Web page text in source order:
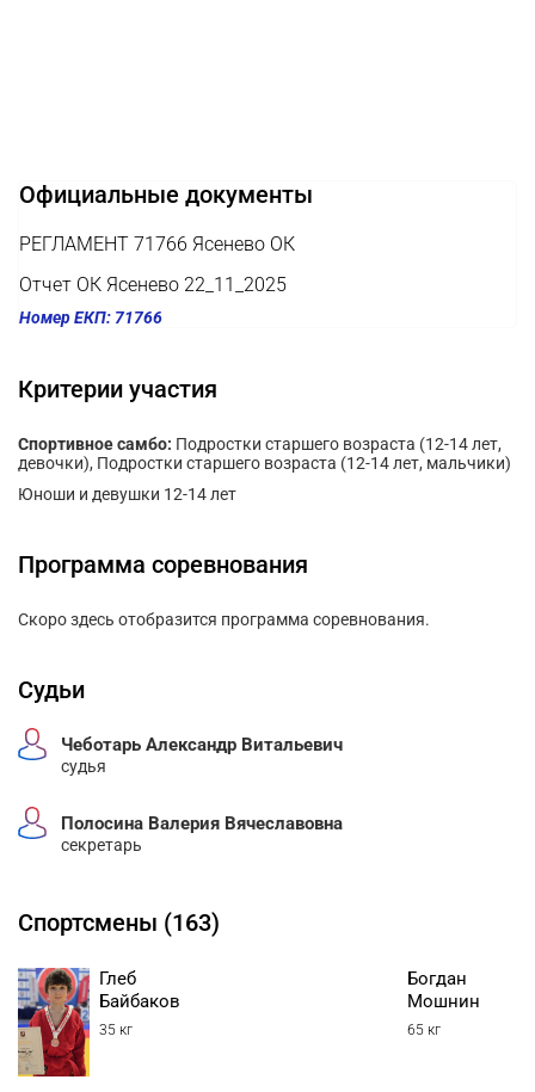
Официальные документы
РЕГЛАМЕНТ 71766 Ясенево ОК
Отчет ОК Ясенево 22_11_2025
Номер ЕКП: 71766
Критерии участия
Спортивное самбо: Подростки старшего возраста (12-14 лет,
девочки), Подростки старшего возраста (12-14 лет, мальчики)
Юноши и девушки 12-14 лет
Программа соревнования
Скоро здесь отобразится программа соревнования.
Судьи
Чеботарь Александр Витальевич
судья
Полосина Валерия Вячеславовна
секретарь
Спортсмены (163)
Глеб
Байбаков
35 кг
Богдан
Мошнин
65 кг